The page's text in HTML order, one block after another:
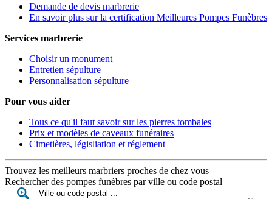
Demande de devis marbrerie
En savoir plus sur la certification Meilleures Pompes Funèbres
Services marbrerie
Choisir un monument
Entretien sépulture
Personnalisation sépulture
Pour vous aider
Tous ce qu'il faut savoir sur les pierres tombales
Prix et modèles de caveaux funéraires
Cimetières, législiation et réglement
Trouvez les meilleurs marbriers proches de chez vous
Rechercher des pompes funèbres par ville ou code postal